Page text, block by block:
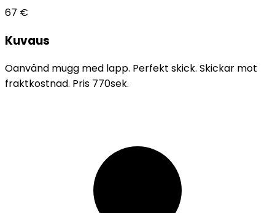
67 €
Kuvaus
Oanvänd mugg med lapp. Perfekt skick. Skickar mot
fraktkostnad. Pris 770sek.